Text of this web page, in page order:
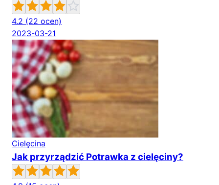
4.2 (22 ocen)
2023-03-21
Cielęcina
Jak przyrządzić Potrawka z cielęciny?